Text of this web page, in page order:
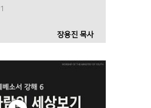
장용진 목사